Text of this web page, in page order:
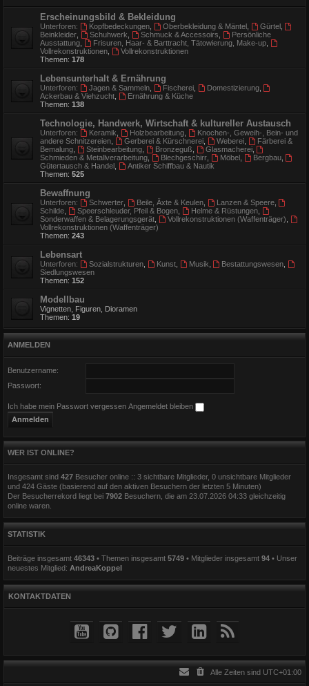
Erscheinungsbild & Bekleidung
Unterforen: Kopfbedeckungen, Oberbekleidung & Mäntel Gürtel
Beinkleider
Schuhwerk Schmuck & Accessoirs
Persönliche
Ausstattung
Frisuren, Haar- & Barttracht, Tätowierung, Make-up,
Vollrekonstruktionen
Vollrekonstruktionen
Themen: 178
Lebensunterhalt & Ernährung
Unterforen: Jagen & Sammeln, Fischerei, Domestizierung,
Ackerbau & Viehzucht
Ernährung & Küche
Themen: 138
Technologie, Handwerk, Wirtschaft & kultureller Austausch
Unterforen: Keramik Holzbearbeitung,
Knochen-, Geweih-, Bein- und
andere Schnitzereien
Gerberei & Kürschnerei, Weberei,
Färberei &
Bemalung
Steinbearbeitung, Bronzeguß Glasmacherei,
Schmieden & Metallverarbeitung
Blechgeschirr, Möbel Bergbau,
Gütertausch & Handel
Antiker Schiffbau & Nautik
Themen: 525
Bewaffnung
Unterforen: Schwerter, Beile, Äxte & Keulen, Lanzen & Speere,
Schilde
Speerschleuder, Pfeil & Bogen, Helme & Rüstungen,
Sonderwaffen & Belagerungsgerät
Vollrekonstruktionen (Waffenträger)
Vollrekonstruktionen (Waffenträger)
Themen: 243
Lebensart
Unterforen: Sozialstrukturen, Kunst, Musik Bestattungswesen
Siedlungswesen
Themen: 152
Modellbau
Vignetten, Figuren, Dioramen
Themen: 19
ANMELDEN
Benutzername:
Passwort:
Ich habe mein Passwort vergessen Angemeldet bleiben
WER IST ONLINE?
Insgesamt sind 427 Besucher online :: 3 sichtbare Mitglieder, 0 unsichtbare Mitglieder
und 424 Gäste (basierend auf den aktiven Besuchern der letzten 5 Minuten)
Der Besucherrekord liegt bei 7902 Besuchern, die am 23.07.2026 04:33 gleichzeitig
online waren.
STATISTIK
Beiträge insgesamt 46343 • Themen insgesamt 5749 • Mitglieder insgesamt 94 • Unser
neuestes Mitglied: AndreaKoppel
KONTAKTDATEN
Alle Zeiten sind UTC+01:00